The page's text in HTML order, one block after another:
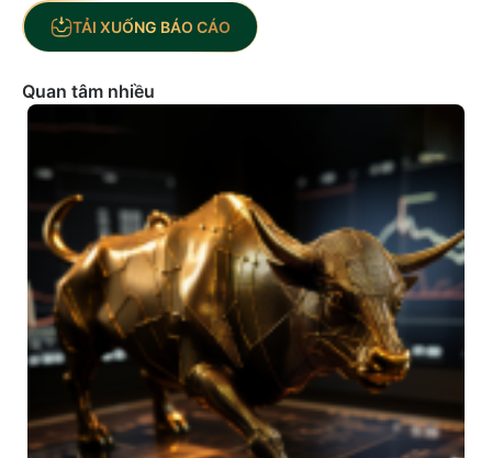
TẢI XUỐNG BÁO CÁO
Quan tâm nhiều